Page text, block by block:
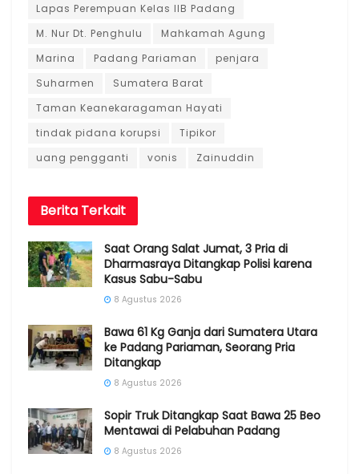
Lapas Perempuan Kelas IIB Padang
M. Nur Dt. Penghulu
Mahkamah Agung
Marina
Padang Pariaman
penjara
Suharmen
Sumatera Barat
Taman Keanekaragaman Hayati
tindak pidana korupsi
Tipikor
uang pengganti
vonis Zainuddin
Berita Terkait
Saat Orang Salat Jumat, 3 Pria di
Dharmasraya Ditangkap Polisi karena
Kasus Sabu-Sabu
8 Agustus 2026
Bawa 61 Kg Ganja dari Sumatera Utara
ke Padang Pariaman, Seorang Pria
Ditangkap
8 Agustus 2026
Sopir Truk Ditangkap Saat Bawa 25 Beo
Mentawai di Pelabuhan Padang
8 Agustus 2026